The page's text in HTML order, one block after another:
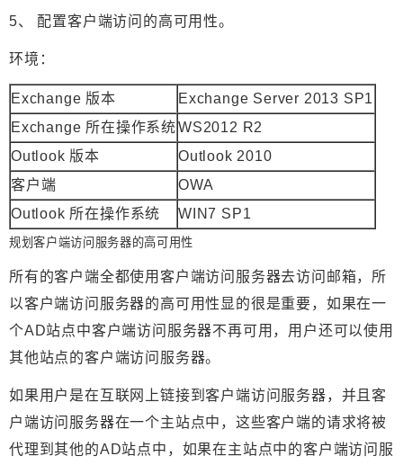
5、 配置客户端访问的高可用性。
环境：
Exchange 版本
Exchange Server 2013 SP1
Exchange 所在操作系统WS2012 R2
Outlook 版本
Outlook 2010
客户端
OWA
Outlook 所在操作系统
WIN7 SP1
规划客户端访问服务器的高可用性
所有的客户端全都使用客户端访问服务器去访问邮箱，所
以客户端访问服务器的高可用性显的很是重要，如果在一
个AD站点中客户端访问服务器不再可用，用户还可以使用
其他站点的客户端访问服务器。
如果用户是在互联网上链接到客户端访问服务器，并且客
户端访问服务器在一个主站点中，这些客户端的请求将被
代理到其他的AD站点中，如果在主站点中的客户端访问服